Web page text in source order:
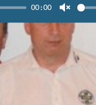
00:00
Unmute